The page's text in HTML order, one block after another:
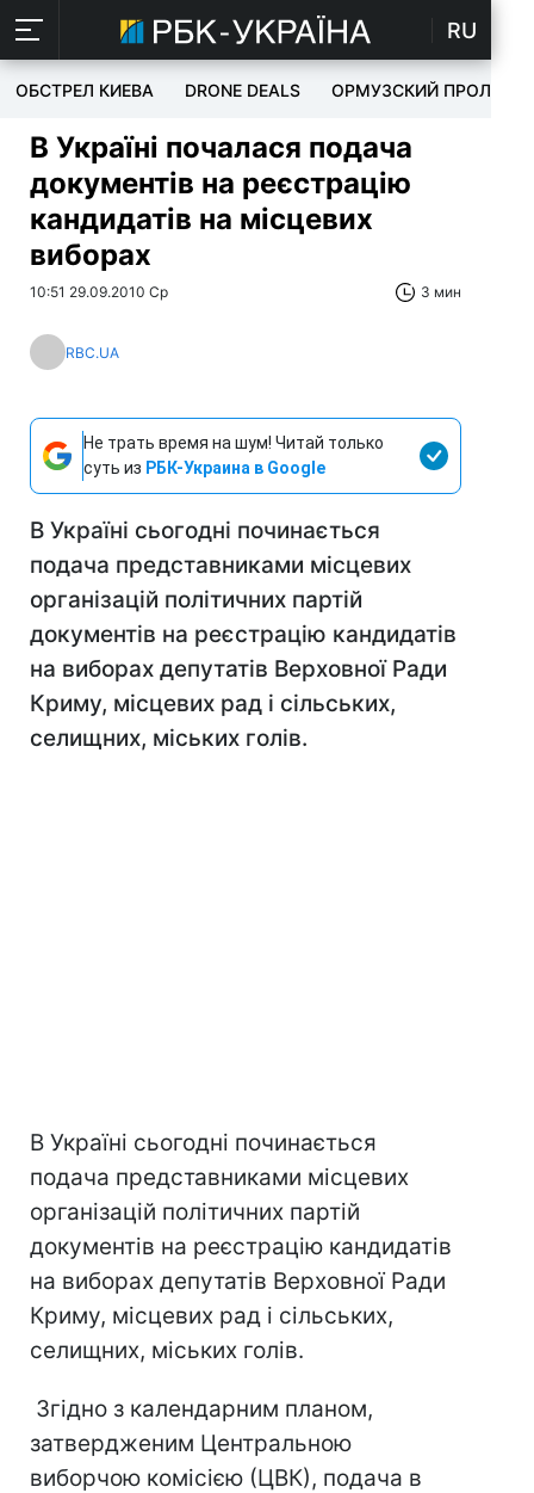
RU
ОБСТРЕЛ КИЕВА DRONE DEALS ОРМУЗСКИЙ ПРОЛИВ
В Україні почалася подача
документів на реєстрацію
кандидатів на місцевих
виборах
10:51 29.09.2010 Ср 3 мин
RBC.UA
Не трать время на шум! Читай только
суть из РБК-Украина в Google
В Україні сьогодні починається
подача представниками місцевих
організацій політичних партій
документів на реєстрацію кандидатів
на виборах депутатів Верховної Ради
Криму, місцевих рад і сільських,
селищних, міських голів.
В Україні сьогодні починається
подача представниками місцевих
організацій політичних партій
документів на реєстрацію кандидатів
на виборах депутатів Верховної Ради
Криму, місцевих рад і сільських,
селищних, міських голів.
Згідно з календарним планом,
затвердженим Центральною
виборчою комісією (ЦВК), подача в